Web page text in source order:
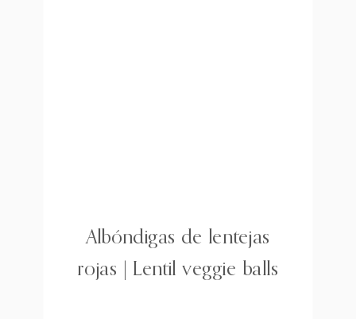
Albóndigas de lentejas
rojas | Lentil veggie balls